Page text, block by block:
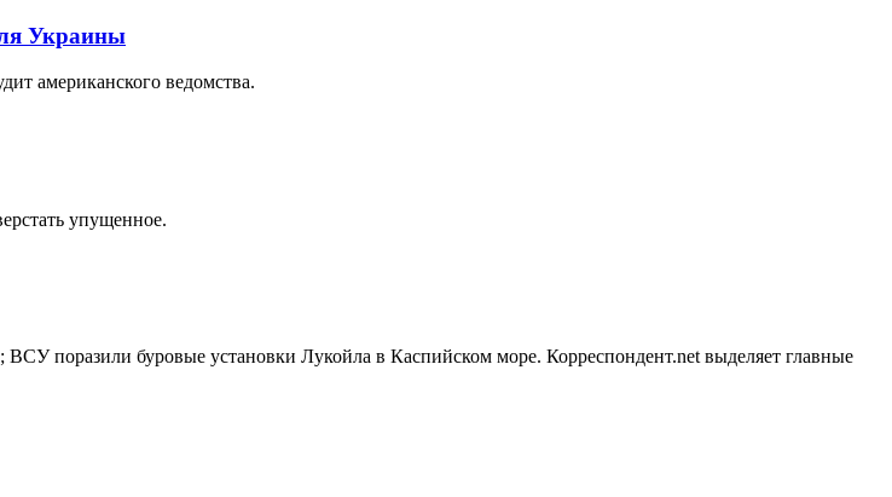
Украины
американского ведомства.
упущенное.
поразили буровые установки Лукойла в Каспийском море. Корреспондент.net выделяет главные